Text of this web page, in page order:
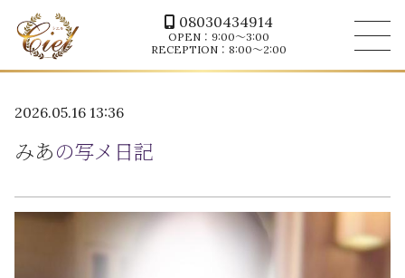
08030434914
OPEN：9:00～3:00
RECEPTION：8:00～2:00
2026.05.16 13:36
みあの写メ日記